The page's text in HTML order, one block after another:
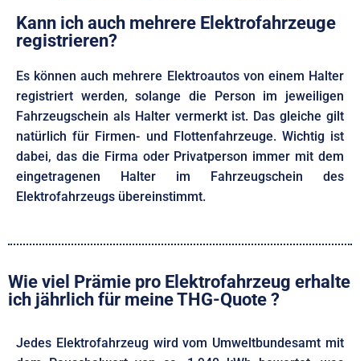
Kann ich auch mehrere Elektrofahrzeuge
registrieren?
Es können auch mehrere Elektroautos von einem Halter
registriert werden, solange die Person im jeweiligen
Fahrzeugschein als Halter vermerkt ist. Das gleiche gilt
natürlich für Firmen- und Flottenfahrzeuge. Wichtig ist
dabei, das die Firma oder Privatperson immer mit dem
eingetragenen Halter im Fahrzeugschein des
Elektrofahrzeugs übereinstimmt.
Wie viel Prämie pro Elektrofahrzeug erhalte
ich jährlich für meine THG-Quote ?
Jedes Elektrofahrzeug wird vom Umweltbundesamt mit